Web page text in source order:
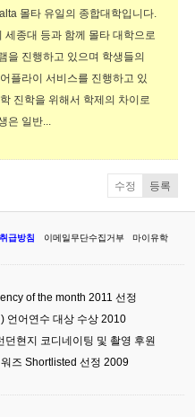
몰타 유일의 종합대학입니다.
세종대 등과 함께 몰타 대학으로
을 진행하고 있으며 학생들의
플라이 서비스를 진행하고 있
진학을 위해서 학제의 차이로
은 일반...
수정 등록
급방침 이메일무단수집거부 마이유학
of the month 2011 선정
언어연수 대상 수상 2010
던현지 코디네이팅 및 촬영 후원
즈 Shortlisted 선정 2009